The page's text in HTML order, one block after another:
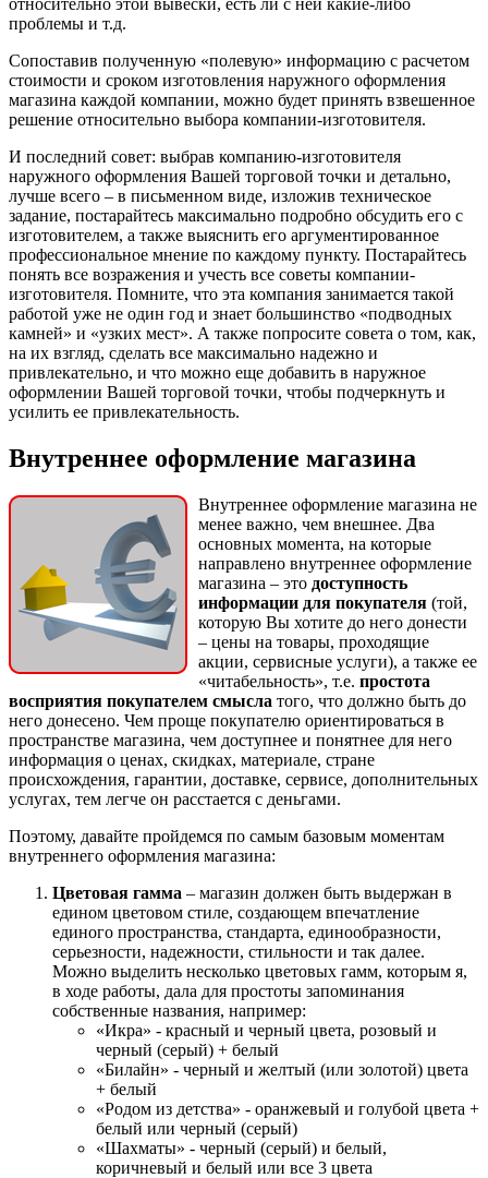
проблемы и т.д.
Сопоставив полученную «полевую» информацию с расчетом
стоимости и сроком изготовления наружного оформления
магазина каждой компании, можно будет принять взвешенное
решение относительно выбора компании-изготовителя.
И последний совет: выбрав компанию-изготовителя
наружного оформления Вашей торговой точки и детально,
лучше всего – в письменном виде, изложив техническое
задание, постарайтесь максимально подробно обсудить его с
изготовителем, а также выяснить его аргументированное
профессиональное мнение по каждому пункту. Постарайтесь
понять все возражения и учесть все советы компании-
изготовителя. Помните, что эта компания занимается такой
работой уже не один год и знает большинство «подводных
камней» и «узких мест». А также попросите совета о том, как,
на их взгляд, сделать все максимально надежно и
привлекательно, и что можно еще добавить в наружное
оформлении Вашей торговой точки, чтобы подчеркнуть и
усилить ее привлекательность.
Внутреннее оформление магазина
Внутреннее оформление магазина не
менее важно, чем внешнее. Два
основных момента, на которые
направлено внутреннее оформление
магазина – это доступность
информации для покупателя (той,
которую Вы хотите до него донести
– цены на товары, проходящие
акции, сервисные услуги), а также ее
«читабельность», т.е. простота
восприятия покупателем смысла того, что должно быть до
него донесено. Чем проще покупателю ориентироваться в
пространстве магазина, чем доступнее и понятнее для него
информация о ценах, скидках, материале, стране
происхождения, гарантии, доставке, сервисе, дополнительных
услугах, тем легче он расстается с деньгами.
Поэтому, давайте пройдемся по самым базовым моментам
внутреннего оформления магазина:
Цветовая гамма – магазин должен быть выдержан в
едином цветовом стиле, создающем впечатление
единого пространства, стандарта, единообразности,
серьезности, надежности, стильности и так далее.
Можно выделить несколько цветовых гамм, которым я,
в ходе работы, дала для простоты запоминания
собственные названия, например:
«Икра» - красный и черный цвета, розовый и
черный (серый) + белый
«Билайн» - черный и желтый (или золотой) цвета
+ белый
«Родом из детства» - оранжевый и голубой цвета +
белый или черный (серый)
«Шахматы» - черный (серый) и белый,
коричневый и белый или все 3 цвета